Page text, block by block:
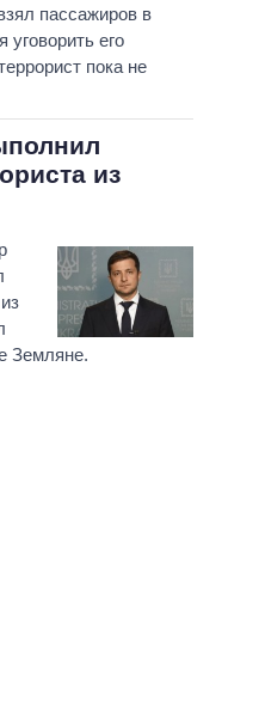
пассажиров в
его
пока не
из
Земляне.